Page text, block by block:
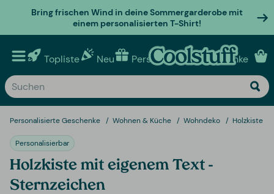
Bring frischen Wind in deine Sommergarderobe mit
einem personalisierten T-Shirt!
Topliste Neu Personalisierte geschenke
Personalisierte Geschenke Wohnen & Küche Wohndeko Holzkiste
Personalisierbar
Holzkiste mit eigenem Text -
Sternzeichen